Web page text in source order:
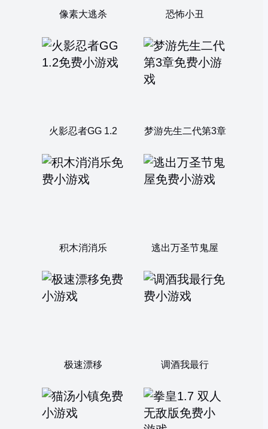
像素大逃杀 恐怖小丑
火影忍者GG 1.2 梦游先生二代第3章
积木消消乐 逃出万圣节鬼屋
极速漂移 调酒我最行